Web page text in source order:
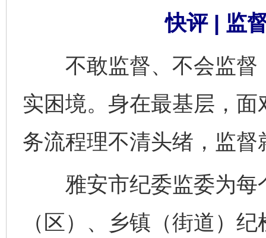
快评 | 监
不敢监督、不会监督
实困境。身在最基层，
务流程理不清头绪，监
雅安市纪委监委为每
（区）、乡镇（街道）